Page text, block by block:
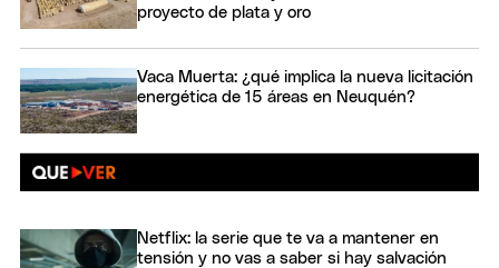
proyecto de plata y oro
Vaca Muerta: ¿qué implica la nueva licitación
energética de 15 áreas en Neuquén?
Netflix: la serie que te va a mantener en
tensión y no vas a saber si hay salvación